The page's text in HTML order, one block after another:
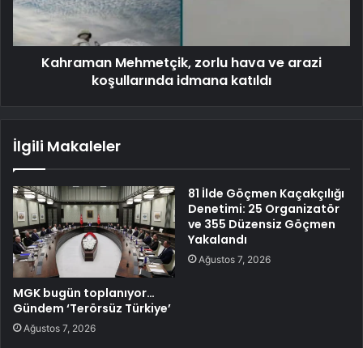
Kahraman Mehmetçik, zorlu hava ve arazi
koşullarında idmana katıldı
İlgili Makaleler
MGK bugün toplanıyor…
Gündem ‘Terörsüz Türkiye’
Ağustos 7, 2026
81 İlde Göçmen Kaçakçılığı
Denetimi: 25 Organizatör
ve 355 Düzensiz Göçmen
Yakalandı
Ağustos 7, 2026